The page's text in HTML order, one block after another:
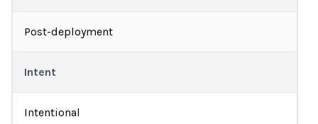
Post-deployment
Intent
Intentional